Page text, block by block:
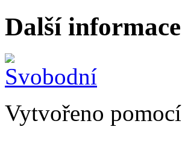
Další informace
Vytvořeno pomocí